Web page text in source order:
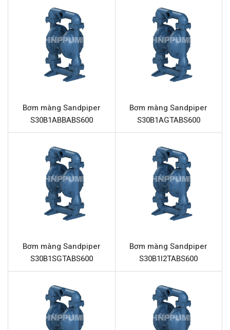
mang đến hiệu suất vượt trội và độ bền bỉ cao.
Là loại bơm màng khí nén, Sandpiper S30B1ANNABS600
hoạt động an toàn trong các khu vực dễ cháy nổ, không
yêu cầu nguồn điện mà sử dụng khí nén. Cấu tạo từ vật
liệu nhôm chất lượng cao cho phần thân và trung tâm,
kết hợp với màng, bi, đế bi bằng cao su Neoprene, bơm
hành dài lâu.
An toàn tuyệt đối trong môi trường dễ cháy nổ nhờ
cơ chế hoạt động bằng khí nén.
Độ bền vượt trội với thân bơm bằng nhôm và các chi
tiết chịu mài mòn làm từ Neoprene.
Dễ dàng bảo trì, ít hỏng hóc, giảm thiểu thời gian
hại cho bơm.
Thông số kỹ thuật Sandpiper
S30B1ANNABS600
Bơm màng Sandpiper
S30B1ABBABS600
Bơm màng Sandpiper
S30B1AGTABS600
Bơm màng Sandpiper
S30B1SGTABS600
Bơm màng Sandpiper
S30B1I2TABS600